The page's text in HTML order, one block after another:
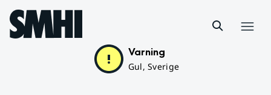
Hoppa till sidans innehåll
Varning
Gul, Sverige